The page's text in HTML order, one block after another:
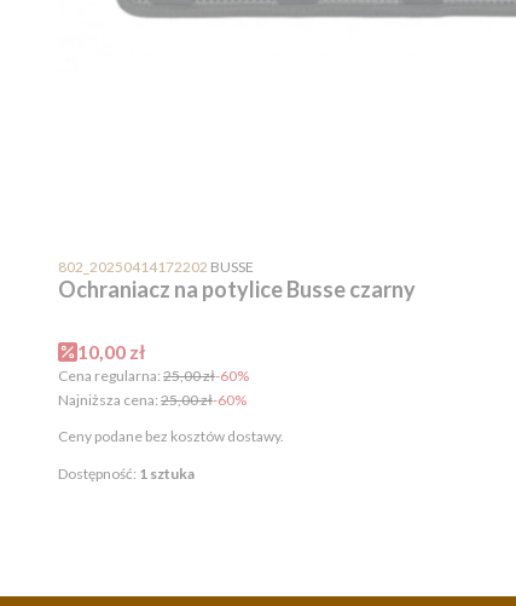
802_20250414172202 PRODUCENT
BUSSE
Ochraniacz na potylice Busse czarny
Cena promocyjna
10,00 zł
Cena regularna: 25,00 zł-60%
Najniższa cena: 25,00 zł-60%
Ceny podane bez kosztów dostawy.
Dostępność: 1 sztuka